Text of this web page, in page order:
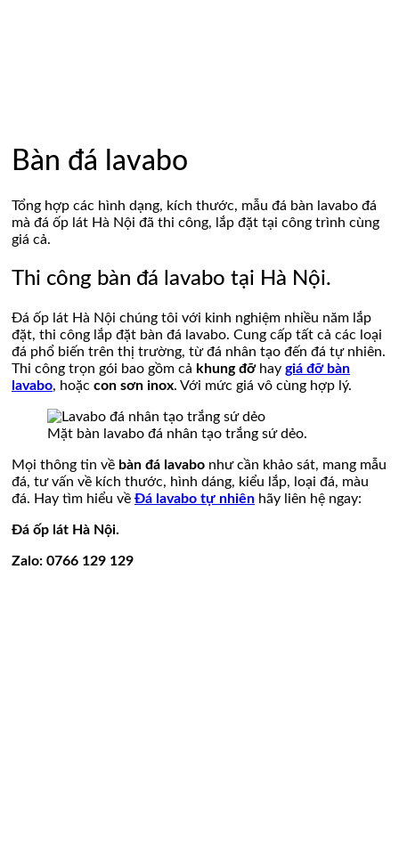
Bàn đá lavabo
Tổng hợp các hình dạng, kích thước, mẫu đá bàn lavabo đá
mà đá ốp lát Hà Nội đã thi công, lắp đặt tại công trình cùng
giá cả.
Thi công bàn đá lavabo tại Hà Nội.
Đá ốp lát Hà Nội chúng tôi với kinh nghiệm nhiều năm lắp
đặt, thi công lắp đặt bàn đá lavabo. Cung cấp tất cả các loại
đá phổ biến trên thị trường, từ đá nhân tạo đến đá tự nhiên.
Thi công trọn gói bao gồm cả khung đỡhay giá đỡ bàn
lavabo, hoặc con sơn inox. Với mức giá vô cùng hợp lý.
Mặt bàn lavabo đá nhân tạo trắng sứ dẻo.
Mọi thông tin về bàn đá lavabo như cần khảo sát, mang mẫu
đá, tư vấn về kích thước, hình dáng, kiểu lắp, loại đá, màu
đá. Hay tìm hiểu về Đá lavabo tự nhiên hãy liên hệ ngay:
Đá ốp lát Hà Nội.
Zalo: 0766 129 129